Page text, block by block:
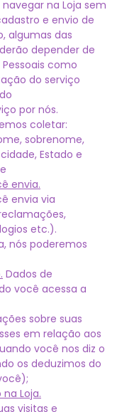
na Loja sem
e envio de
algumas das
depender de
como
do serviço
por nós.
coletar:
sobrenome,
Estado e
envia.
envia via
etc.).
nós poderemos
Dados de
você acessa a
sobre suas
em relação aos
você nos diz o
os deduzimos do
Loja.
visitas e